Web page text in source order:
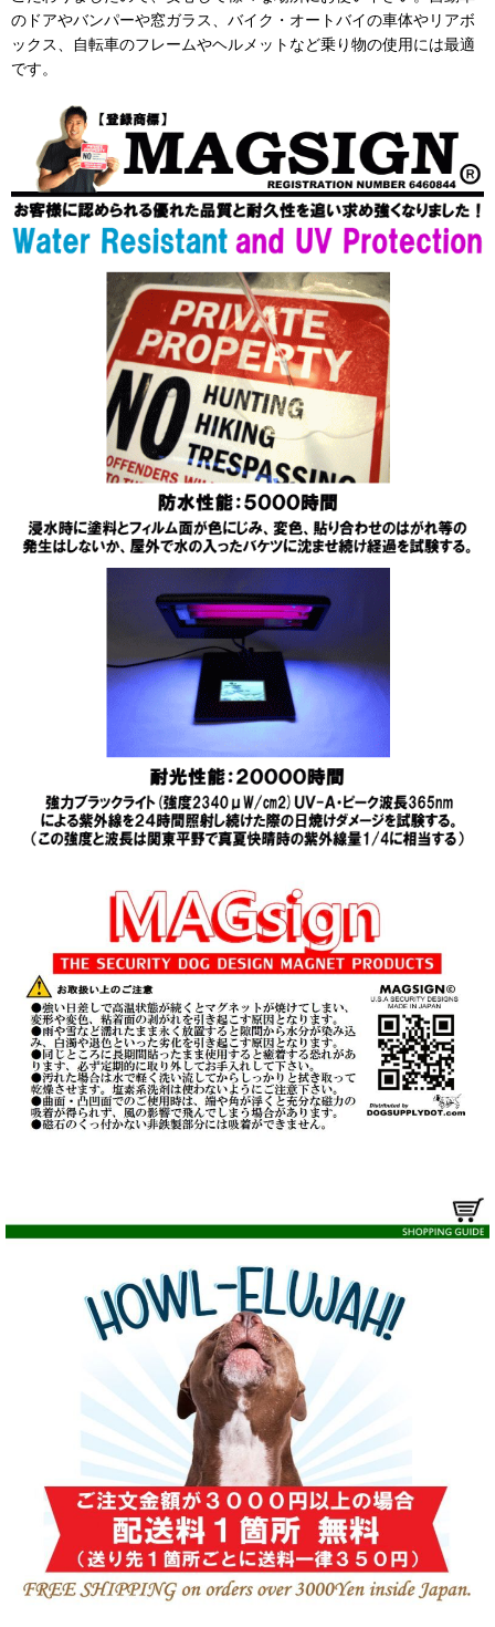
のドアやバンパーや窓ガラス、バイク・オートバイの車体やリアボ
ックス、自転車のフレームやヘルメットなど乗り物の使用には最適
です。